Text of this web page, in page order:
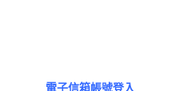
電子信箱帳號登入